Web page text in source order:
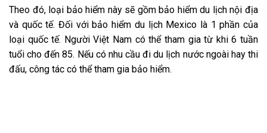
Theo đó, loại bảo hiểm này sẽ gồm bảo hiểm du lịch nội địa
và quốc tế. Đối với bảo hiểm du lịch Mexico là 1 phần của
loại quốc tế. Người Việt Nam có thể tham gia từ khi 6 tuần
tuổi cho đến 85. Nếu có nhu cầu đi du lịch nước ngoài hay thi
đấu, công tác có thể tham gia bảo hiểm.